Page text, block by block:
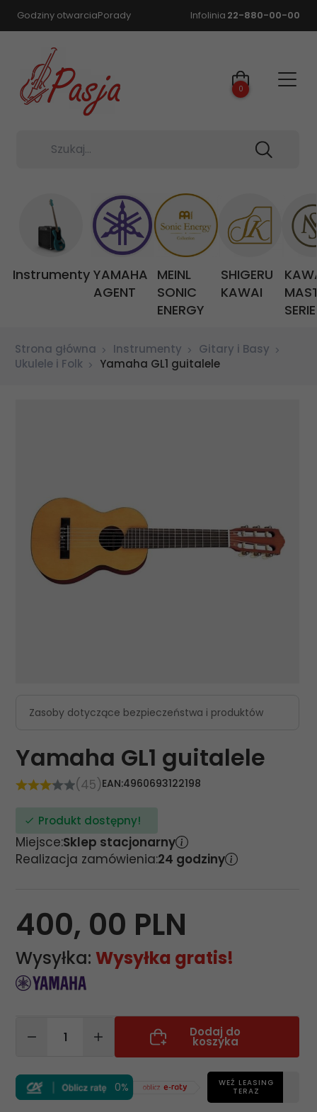
Godziny otwarciaPorady Infolinia 22-880-00-00
Szukaj...
0
Instrumenty YAMAHA
AGENT
MEINL
SONIC
ENERGY
SHIGERU
KAWAI
Strona główna Instrumenty
Gitary i Basy
Ukulele i Folk
Yamaha GL1 guitalele
Zasoby dotyczące bezpieczeństwa i produktów
Yamaha GL1 guitalele
(45)EAN:4960693122198
Produkt dostępny!
Miejsce:Sklep stacjonarny
Realizacja zamówienia:24 godziny
400, 00 PLN
Wysyłka: Wysyłka gratis!
Dodaj do
koszyka
0%
WEŹ LEASING
TERAZ